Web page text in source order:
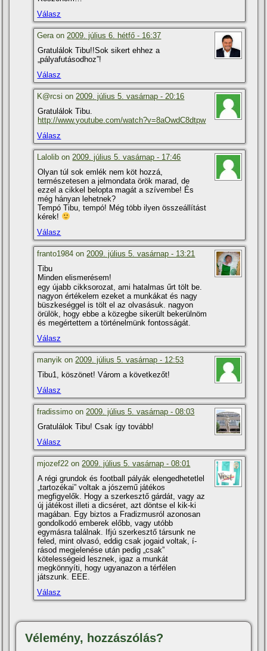
Válasz
Gera on 2009. július 6. hétfő - 16:37
Gratulálok Tibu!!Sok sikert ehhez a
„pályafutásodhoz”!
Válasz
K@rcsi on 2009. július 5. vasárnap - 20:16
Gratulálok Tibu.
http://www.youtube.com/watch?v=8aOwdC8dtpw
Válasz
Lalolib on 2009. július 5. vasárnap - 17:46
Olyan túl sok emlék nem köt hozzá,
természetesen a jelmondata örök marad, de
ezzel a cikkel belopta magát a szí­vembe! És
még hányan lehetnek?
Tempó Tibu, tempó! Még több ilyen összeállí­tást
kérek!
Válasz
franto1984 on 2009. július 5. vasárnap - 13:21
Tibu
Minden elismerésem!
egy újabb cikksorozat, ami hatalmas űrt tölt be.
nagyon értékelem ezeket a munkákat és nagy
büszkeséggel is tölt el az olvasásuk. nagyon
örülök, hogy ebbe a közegbe sikerült bekerülnöm
és megértettem a történelmünk fontosságát.
Válasz
manyik on 2009. július 5. vasárnap - 12:53
Tibu1, köszönet! Várom a következőt!
Válasz
fradissimo on 2009. július 5. vasárnap - 08:03
Gratulálok Tibu! Csak í­gy tovább!
Válasz
mjozef22 on 2009. július 5. vasárnap - 08:01
A régi grundok és football pályák elengedhetetlel
„tartozékai” voltak a jószemű játékos
megfigyelők. Hogy a szerkesztő gárdát, vagy az
új játékost illeti a dicséret, azt döntse el kik-ki
magában. Egy biztos a Fradizmusról azonosan
gondolkodó emberek előbb, vagy utóbb
egymásra találnak. Ifjú szerkesztő társunk ne
feled, mint olvasó, eddig csak jogaid voltak, í­
rásod megjelenése után pedig „csak”
kötelességeid lesznek, igaz a munkát
megkönnyí­ti, hogy ugyanazon a térfélen
játszunk. EEE.
Válasz
Vélemény, hozzászólás?